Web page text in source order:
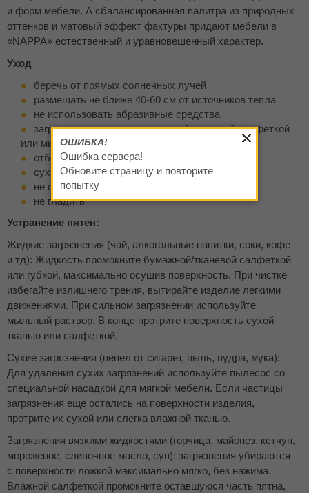
и форм мебели. А сбалансированная палитра из природных
оттенков и матовый эффект фактуры придают мебели в
«NAPPA» естественный и уравновешенный характер.
Уход
беречь от прямых солнечных лучей
размещать не ближе 40-60 см от источников тепла
не использовать абразивные средства
загрязнения удаляются влажной тканевой салфеткой
или микрофиброй
отбеливание запрещено
сухая чистка пылесосом мягкой щёткой
не стирать
не гладить
Устранение пятен:
Жидкие загрязнения (чай, алкогольные напитки, соки, кофе
и тд): Жидкость промокните бумажной/тканевой салфеткой
или губкой, максимально осушив поверхность. При чистке
избегайте излишнего трения, вытирайте изделие легкими
движениями. При сильном загрязнении используйте
мыльный раствор. В конце протрите поверхность сухой
тканью или салфеткой.
Сухие загрязнения (пепел от сигарет, пыль, пудра, мука):
Для удаления сухих загрязнений используйте пылесос со
специальной насадкой для мягкой мебели. Если частицы
загрязнения еще остались на поверхности изделия,
протрите их сухой или слегка влажной тканью.
Загрязнения вязкими жидкостями (горчица, майонез, кетчуп,
мороженое, сливочное масло, суп): загрязнения убираются
с поверхности ложкой максимально мягко, без нажима.
Влажной салфеткой промокните оставшуюся часть пятна,
ОШИБКА!
Ошибка сервера!
Обновите страницу и повторите
попытку